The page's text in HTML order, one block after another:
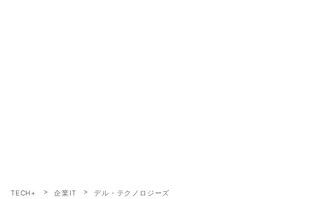
TECH+ 企業IT
デル・テクノロジーズ